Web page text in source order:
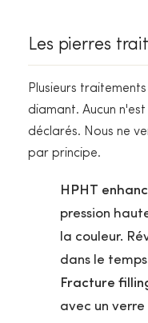
Les pierres
Plusieurs
diamant. Aucun
déclarés. Nous ne
par principe.
HPHT
pression
la couleur.
dans le
Fracture
avec un